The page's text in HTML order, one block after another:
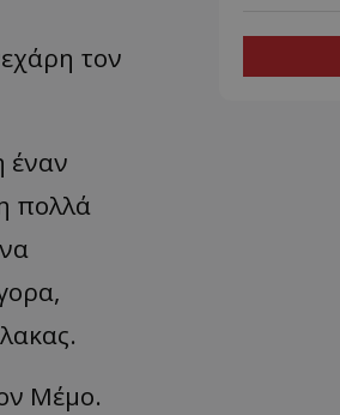
τον
έναν
πολλά
Μέμο.